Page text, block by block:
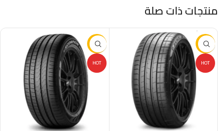
منتجات ذات صلة
-16%
HOT
-29%
HOT